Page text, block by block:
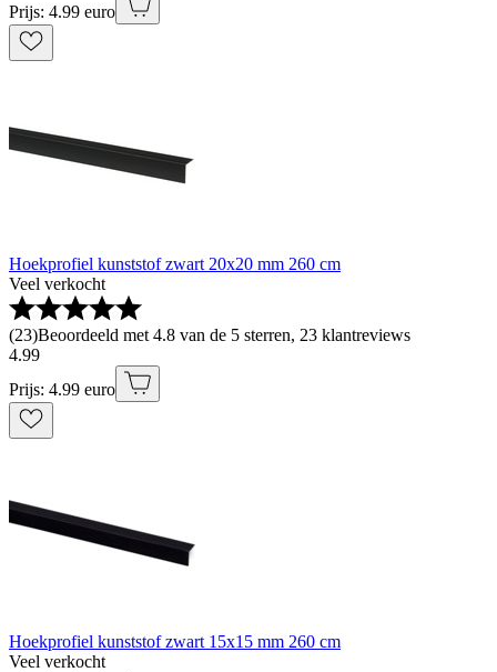
Prijs: 4.99 euro
Hoekprofiel kunststof zwart 20x20 mm 260 cm
Veel verkocht
(23)Beoordeeld met 4.8 van de 5 sterren, 23 klantreviews
4.99
Prijs: 4.99 euro
Hoekprofiel kunststof zwart 15x15 mm 260 cm
Veel verkocht